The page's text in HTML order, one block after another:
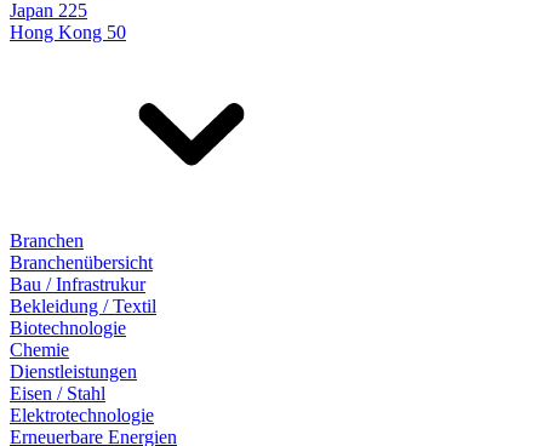
Japan 225
Hong Kong 50
Branchen
Branchenübersicht
Bau / Infrastrukur
Bekleidung / Textil
Biotechnologie
Chemie
Dienstleistungen
Eisen / Stahl
Elektrotechnologie
Erneuerbare Energien